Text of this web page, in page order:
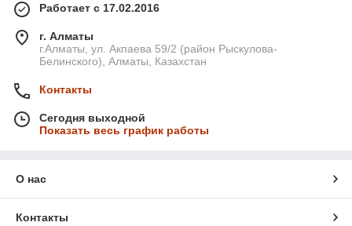
Работает с 17.02.2016
г. Алматы
г.Алматы, ул. Акпаева 59/2 (район Рыскулова-
Белинского), Алматы, Казахстан
Контакты
Сегодня выходной
Показать весь график работы
О нас
Контакты